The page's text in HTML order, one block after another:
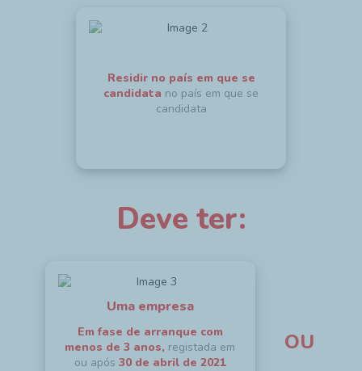
Residir no país em que se
candidata no país em que se
candidata
Deve ter:
Uma empresa
Em fase de arranque com
menos de 3 anos, registada em
ou após 30 de abril de 2021
OU